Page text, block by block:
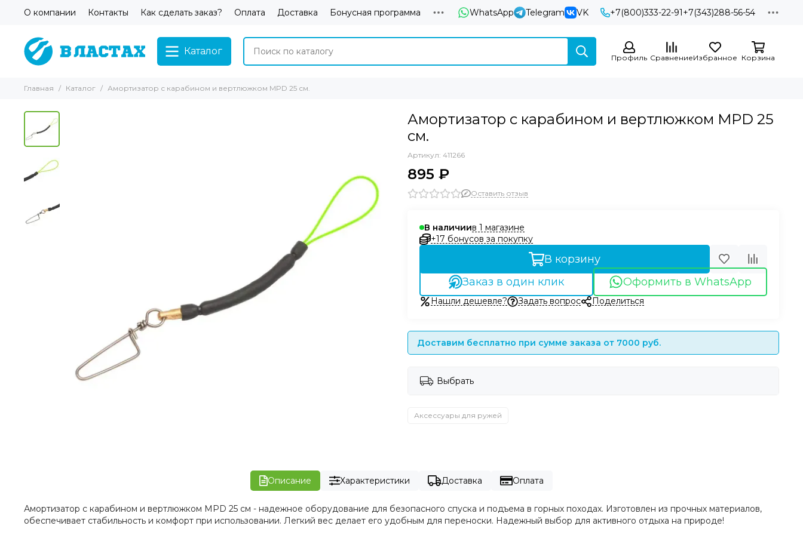
О компании Контакты Как сделать заказ? Оплата Доставка Бонусная программа WhatsApp Telegram VK +7(800)333-22-91+7(343)288-56-54
Каталог
Профиль СравнениеИзбранное Корзина
Главная Каталог Амортизатор с карабином и вертлюжком MPD 25 см.
Амортизатор с карабином и вертлюжком MPD 25
см.
Артикул: 411266
895 ₽
Оставить отзыв
В наличиив 1 магазине
+17 бонусов за покупку
В корзину
Заказ в один клик
Оформить в WhatsApp
Нашли дешевле? Задать вопрос Поделиться
Доставим бесплатно при сумме заказа от 7000 руб.
Выбрать
Аксессуары для ружей
Описание Характеристики Доставка Оплата
Амортизатор с карабином и вертлюжком MPD 25 см - надежное оборудование для безопасного спуска и подъема в горных походах. Изготовлен из прочных материалов,
обеспечивает стабильность и комфорт при использовании. Легкий вес делает его удобным для переноски. Надежный выбор для активного отдыха на природе!